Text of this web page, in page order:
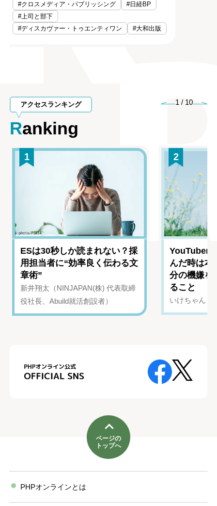
#クロスメディア・パブリッシング
#日経BP
#上司と部下
#ディスカヴァー・トゥエンティワン
#大和出版
アクセスランキング
Ranking
1 / 10
1
ESは30秒しか読まれない？採
用担当者に“効率良く伝わる文
章術”
新井翔太（NINJAPAN(株) 代表取締
役社長、Abuild就活創設者）
2
YouTuber
んだ時は
分の機嫌を
ること
いけちゃん（
ページの
トップへ
PHPオンラインとは